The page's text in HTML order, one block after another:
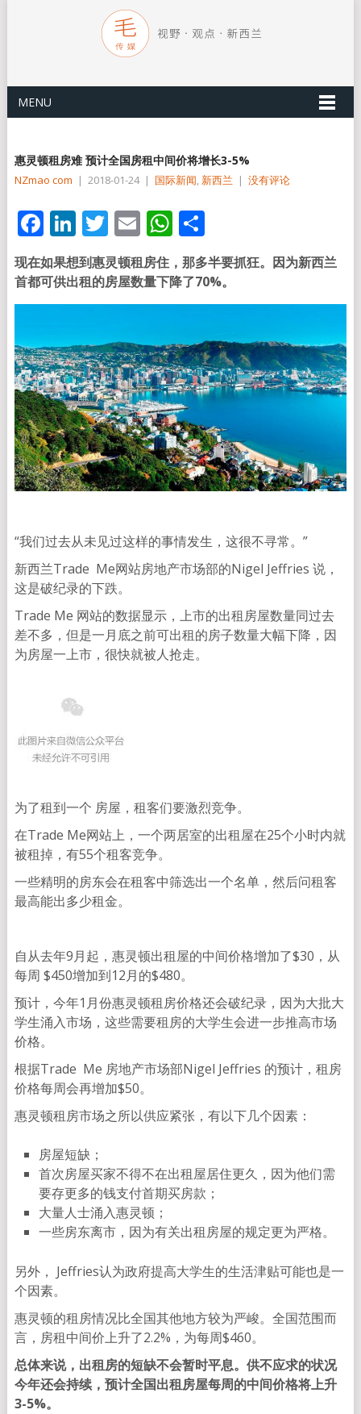
MENU
惠灵顿租房难 预计全国房租中间价将增长3-5%
NZmao com | 2018-01-24 | 国际新闻, 新西兰 | 没有评论
Facebook
LinkedIn
Twitter
EmailWhatsApp
分
享
现在如果想到惠灵顿租房住，那多半要抓狂。因为新西兰
首都可供出租的房屋数量下降了70%。
“我们过去从未见过这样的事情发生，这很不寻常。”
新西兰Trade Me网站房地产市场部的Nigel Jeffries 说，
这是破纪录的下跌。
Trade Me 网站的数据显示，上市的出租房屋数量同过去
差不多，但是一月底之前可出租的房子数量大幅下降，因
为房屋一上市，很快就被人抢走。
为了租到一个 房屋，租客们要激烈竞争。
在Trade Me网站上，一个两居室的出租屋在25个小时内就
被租掉，有55个租客竞争。
一些精明的房东会在租客中筛选出一个名单，然后问租客
最高能出多少租金。
自从去年9月起，惠灵顿出租屋的中间价格增加了$30，从
每周 $450增加到12月的$480。
预计，今年1月份惠灵顿租房价格还会破纪录，因为大批大
学生涌入市场，这些需要租房的大学生会进一步推高市场
价格。
根据Trade Me 房地产市场部Nigel Jeffries 的预计，租房
价格每周会再增加$50。
惠灵顿租房市场之所以供应紧张，有以下几个因素：
房屋短缺；
首次房屋买家不得不在出租屋居住更久，因为他们需
要存更多的钱支付首期买房款；
大量人士涌入惠灵顿；
一些房东离市，因为有关出租房屋的规定更为严格。
另外， Jeffries认为政府提高大学生的生活津贴可能也是一
个因素。
惠灵顿的租房情况比全国其他地方较为严峻。全国范围而
言，房租中间价上升了2.2%，为每周$460。
总体来说，出租房的短缺不会暂时平息。供不应求的状况
今年还会持续，预计全国出租房屋每周的中间价格将上升
3-5%。